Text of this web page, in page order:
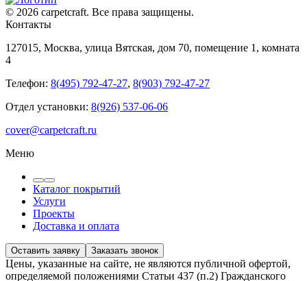
© 2026 carpetcraft. Все права защищены.
Контакты
127015, Москва, улица Вятская, дом 70, помещение 1, комната
4
Телефон: 8(495) 792-47-27, 8(903) 792-47-27
Отдел установки: 8(926) 537-06-06
cover@carpetcraft.ru
Меню
Каталог покрытий
Услуги
Проекты
Доставка и оплата
Оставить заявку Заказать звонок
Цены, указанные на сайте, не являются публичной офертой,
определяемой положениями Статьи 437 (п.2) Гражданского